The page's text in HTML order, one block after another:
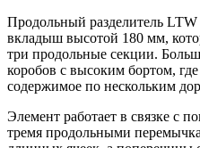
Продольный разделитель
вкладыш высотой 180 мм,
три продольные секции.
коробов с высоким бортом, где
содержимое по нескольким
Элемент работает в связке с
тремя продольными